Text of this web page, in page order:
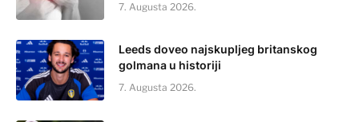
7. Augusta 2026.
Leeds doveo najskupljeg britanskog
golmana u historiji
7. Augusta 2026.